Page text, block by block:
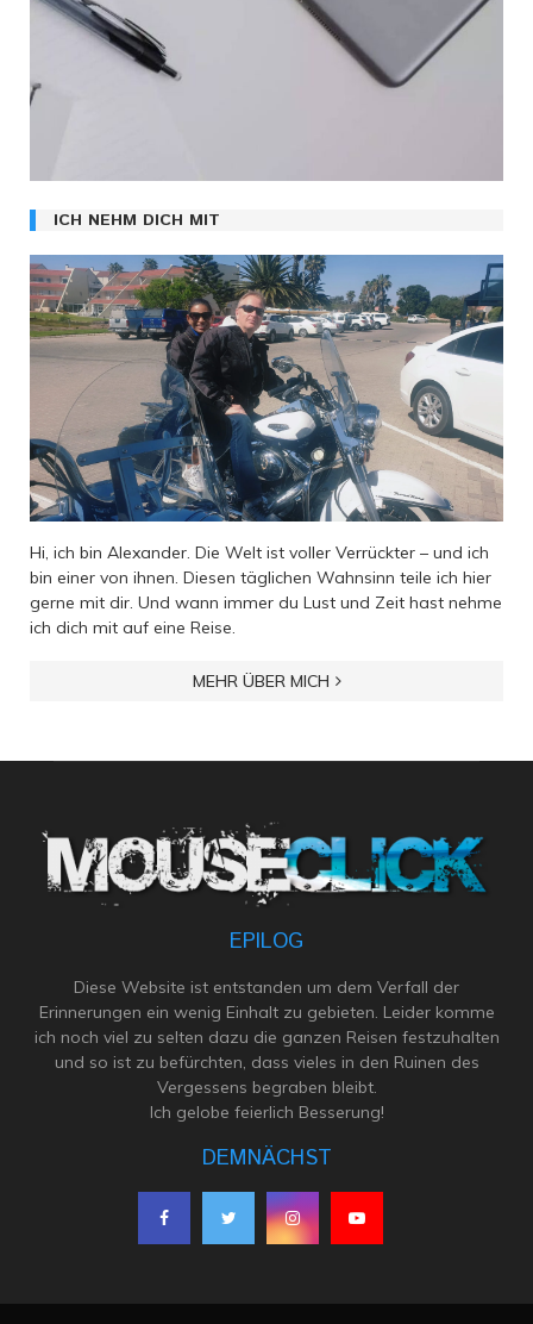
ICH NEHM DICH MIT
Hi, ich bin Alexander. Die Welt ist voller Verrückter – und ich
bin einer von ihnen. Diesen täglichen Wahnsinn teile ich hier
gerne mit dir. Und wann immer du Lust und Zeit hast nehme
ich dich mit auf eine Reise.
MEHR ÜBER MICH
EPILOG
Diese Website ist entstanden um dem Verfall der
Erinnerungen ein wenig Einhalt zu gebieten. Leider komme
ich noch viel zu selten dazu die ganzen Reisen festzuhalten
und so ist zu befürchten, dass vieles in den Ruinen des
Vergessens begraben bleibt.
Ich gelobe feierlich Besserung!
DEMNÄCHST